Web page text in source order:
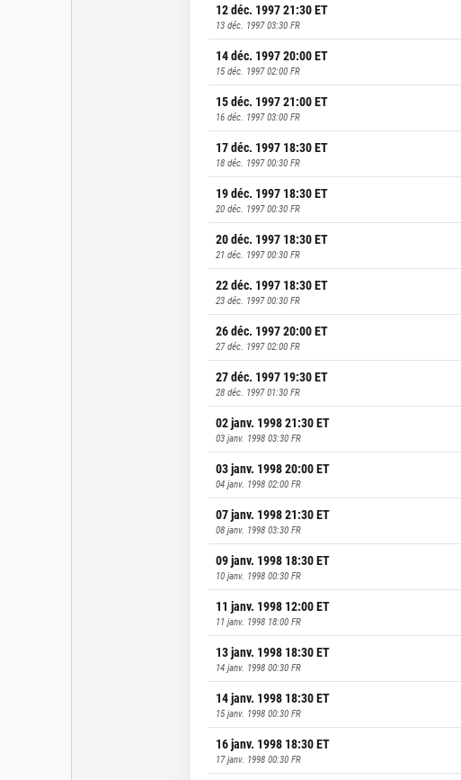
12 déc. 1997 21:30ET
13 déc. 1997 03:30 FR
14 déc. 1997 20:00ET
15 déc. 1997 02:00 FR
15 déc. 1997 21:00ET
16 déc. 1997 03:00 FR
17 déc. 1997 18:30ET
18 déc. 1997 00:30 FR
19 déc. 1997 18:30ET
20 déc. 1997 00:30 FR
20 déc. 1997 18:30ET
21 déc. 1997 00:30 FR
22 déc. 1997 18:30ET
23 déc. 1997 00:30 FR
26 déc. 1997 20:00ET
27 déc. 1997 02:00 FR
27 déc. 1997 19:30ET
28 déc. 1997 01:30 FR
02 janv. 1998 21:30ET
03 janv. 1998 03:30 FR
03 janv. 1998 20:00ET
04 janv. 1998 02:00 FR
07 janv. 1998 21:30ET
08 janv. 1998 03:30 FR
09 janv. 1998 18:30ET
10 janv. 1998 00:30 FR
11 janv. 1998 12:00ET
11 janv. 1998 18:00 FR
13 janv. 1998 18:30ET
14 janv. 1998 00:30 FR
14 janv. 1998 18:30ET
15 janv. 1998 00:30 FR
16 janv. 1998 18:30ET
17 janv. 1998 00:30 FR